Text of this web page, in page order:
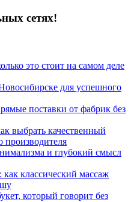
сетях!
это стоит на самом деле
для успешного
поставки от фабрик без
выбрать качественный
производителя
и глубокий смысл
классический массаж
который говорит без